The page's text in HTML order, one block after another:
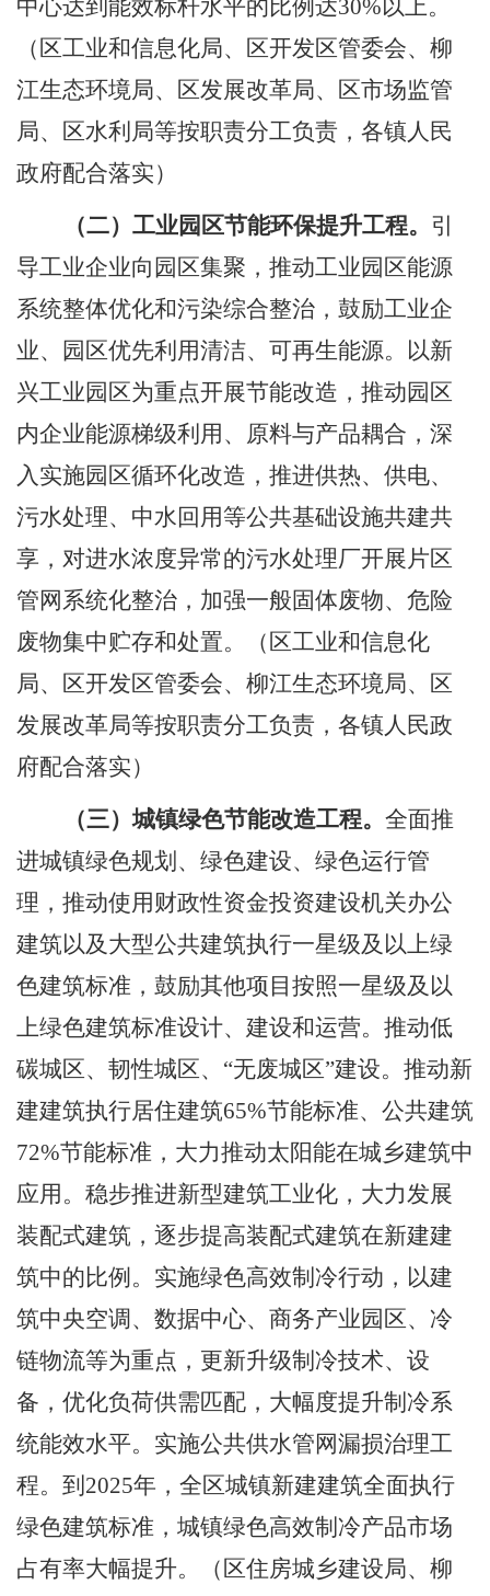
中心达到能效标杆水平的比例达30%以上。
（区工业和信息化局、区开发区管委会、柳
江生态环境局、区发展改革局、区市场监管
局、区水利局等按职责分工负责，各镇人民
政府配合落实）
（二）工业园区节能环保提升工程。 引
导工业企业向园区集聚，推动工业园区能源
系统整体优化和污染综合整治，鼓励工业企
业、园区优先利用清洁、可再生能源。以新
兴工业园区为重点开展节能改造，推动园区
内企业能源梯级利用、原料与产品耦合，深
入实施园区循环化改造，推进供热、供电、
污水处理、中水回用等公共基础设施共建共
享，对进水浓度异常的污水处理厂开展片区
管网系统化整治，加强一般固体废物、危险
废物集中贮存和处置。
（区工业和信息化
局、区开发区管委会、柳江生态环境局、区
发展改革局等按职责分工负责，各镇人民政
府配合落实）
（三）城镇绿色节能改造工程。 全面推
进城镇绿色规划、绿色建设、绿色运行管
理，推动使用财政性资金投资建设机关办公
建筑以及大型公共建筑执行一星级及以上绿
色建筑标准，鼓励其他项目按照一星级及以
上绿色建筑标准设计、建设和运营。推动低
碳城区、韧性城区、 “无废城区”建设。推动新
建建筑执行居住建筑65%节能标准、公共建筑
72%节能标准，大力推动太阳能在城乡建筑中
应用。稳步推进新型建筑工业化，大力发展
装配式建筑，逐步提高装配式建筑在新建建
筑中的比例。实施绿色高效制冷行动，以建
筑中央空调、数据中心、商务产业园区、冷
链物流等为重点，更新升级制冷技术、设
备，优化负荷供需匹配，大幅度提升制冷系
统能效水平。实施公共供水管网漏损治理工
程。到 2025年，全区城镇新建建筑全面执行
绿色建筑标准，城镇绿色高效制冷产品市场
占有率大幅提升。
（区住房城乡建设局、柳